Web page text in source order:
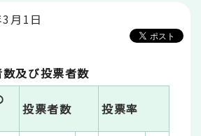
月1日
及び投票者数
投票者数 投票率